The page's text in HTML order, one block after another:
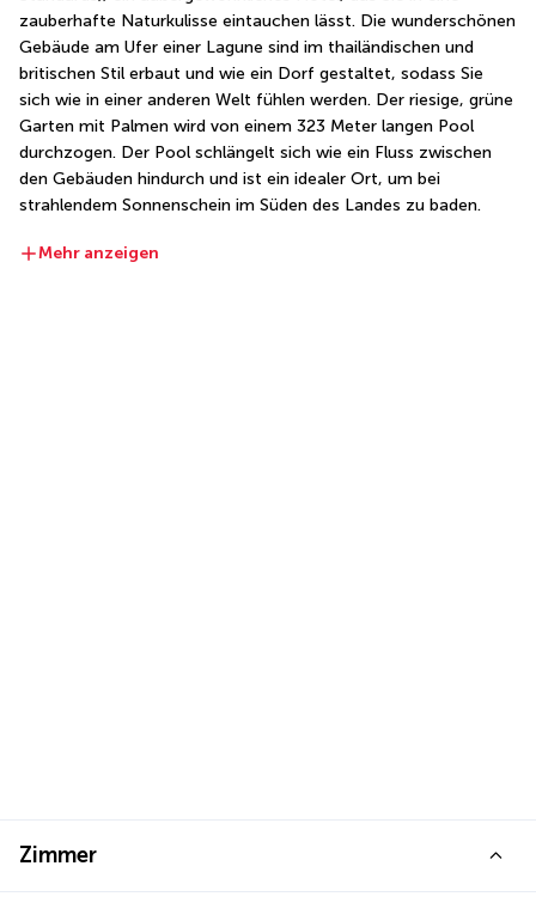
zauberhafte Naturkulisse eintauchen lässt. Die wunderschönen
Gebäude am Ufer einer Lagune sind im thailändischen und
britischen Stil erbaut und wie ein Dorf gestaltet, sodass Sie
sich wie in einer anderen Welt fühlen werden. Der riesige, grüne
Garten mit Palmen wird von einem 323 Meter langen Pool
durchzogen. Der Pool schlängelt sich wie ein Fluss zwischen
den Gebäuden hindurch und ist ein idealer Ort, um bei
strahlendem Sonnenschein im Süden des Landes zu baden.
Mehr anzeigen
Zimmer